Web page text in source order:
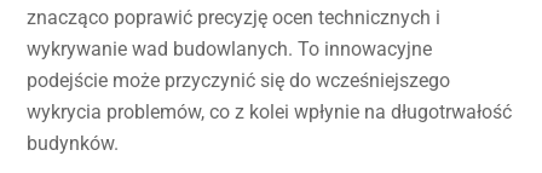
znacząco poprawić precyzję ocen technicznych i
wykrywanie wad budowlanych. To innowacyjne
podejście może przyczynić się do wcześniejszego
wykrycia problemów, co z kolei wpłynie na długotrwałość
budynków.